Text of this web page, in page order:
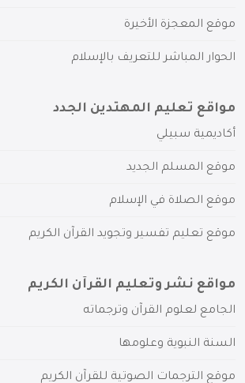
موقع المعجزة الأخيرة
الحوار المباشر للتعريف بالإسلام
مواقع تعليم المهتدين الجدد
أكاديمية سبيلي
موقع المسلم الجديد
موقع الصلاة في الإسلام
موقع تعليم تفسير وتجويد القرآن الكريم
مواقع نشر وتعليم القرآن الكريم
الجامع لعلوم القرآن وترجماته
السنة النبوية وعلومها
موقع الترجمات الصوتية للقرآن الكريم